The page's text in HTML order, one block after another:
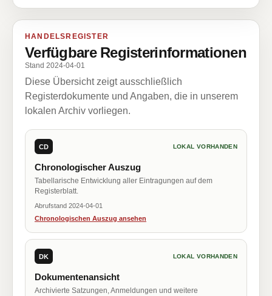
HANDELSREGISTER
Verfügbare Registerinformationen
Stand 2024-04-01
Diese Übersicht zeigt ausschließlich
Registerdokumente und Angaben, die in unserem
lokalen Archiv vorliegen.
CD LOKAL VORHANDEN
Chronologischer Auszug
Tabellarische Entwicklung aller Eintragungen auf dem
Registerblatt.
Abrufstand 2024-04-01
Chronologischen Auszug ansehen
DK LOKAL VORHANDEN
Dokumentenansicht
Archivierte Satzungen, Anmeldungen und weitere